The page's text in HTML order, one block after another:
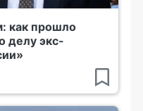
как прошло
делу экс-